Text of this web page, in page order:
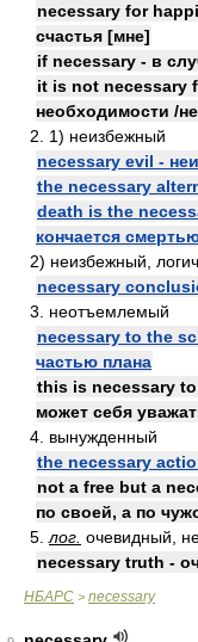
necessary for
счастья [мне]
if necessary - в
it is not necessary
необходимости /
2. 1) неизбежный
necessary evil -
the necessary
death is the
кончается
2) неизбежный,
necessary
3. неотъемлемый
necessary to the
частью плана
this is necessary to
может себя
4. вынужденный
the necessary
not a free but a
по своей, а по
5. лог. очевидный,
necessary truth -
НБАРС > necessary